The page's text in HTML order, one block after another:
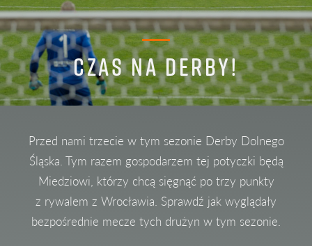
CZAS NA DERBY!
Przed nami trzecie w tym sezonie Derby Dolnego
Śląska. Tym razem gospodarzem tej potyczki będą
Miedziowi, którzy chcą sięgnąć po trzy punkty
z rywalem z Wrocławia. Sprawdź jak wyglądały
bezpośrednie mecze tych drużyn w tym sezonie.